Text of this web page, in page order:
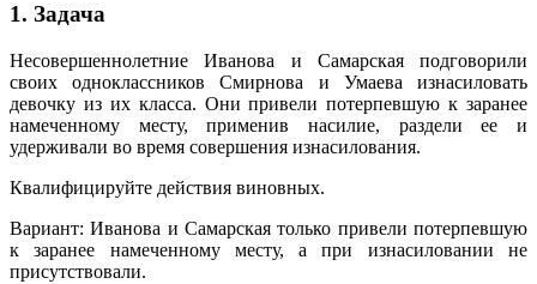
1. Задача
Несовершеннолетние Иванова и Самарская подговорили
своих одноклассников Смирнова и Умаева изнасиловать
девочку из их класса. Они привели потерпевшую к заранее
намеченному месту, применив насилие, раздели ее и
удерживали во время совершения изнасилования.
Квалифицируйте действия виновных.
Вариант: Иванова и Самарская только привели потерпевшую
к заранее намеченному месту, а при изнасиловании не
присутствовали.